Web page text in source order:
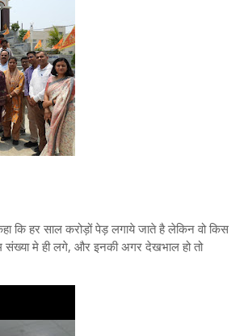
कि हर साल करोड़ों पेड़ लगाये जाते है लेकिन वो किस
संख्या मे ही लगे, और इनकी अगर देखभाल हो तो